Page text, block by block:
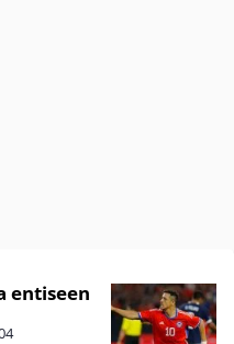
entiseen